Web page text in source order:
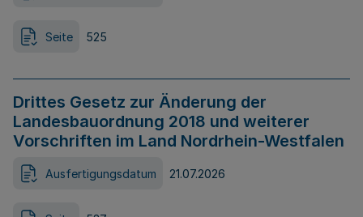
Seite 525
Drittes Gesetz zur Änderung der
Landesbauordnung 2018 und weiterer
Vorschriften im Land Nordrhein-Westfalen
Ausfertigungsdatum 21.07.2026